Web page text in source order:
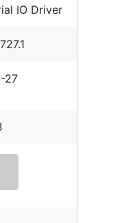
IO Driver
27